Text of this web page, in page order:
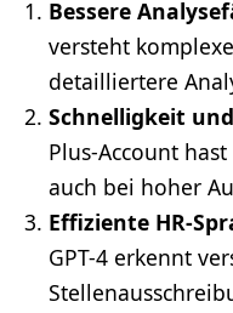
Bessere
versteht
detailliertere
Schnelligkeit
Plus-Account
auch bei hoher
Effiziente HR-
GPT-4 erkennt